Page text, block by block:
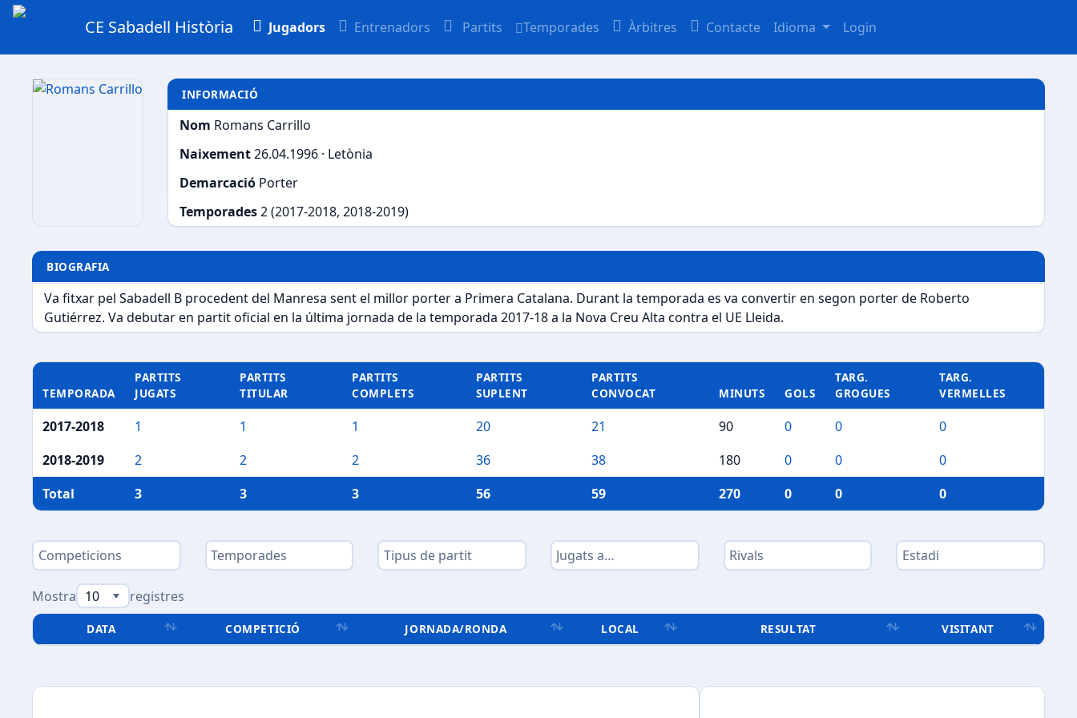
CE Sabadell Història Jugadors Entrenadors Partits Temporades Àrbitres Contacte Idioma Login
INFORMACIÓ
Nom Romans Carrillo
Naixement26.04.1996 · Letònia
Demarcació Porter
Temporades2 (2017-2018, 2018-2019)
BIOGRAFIA
Va fitxar pel Sabadell B procedent del Manresa sent el millor porter a Primera Catalana. Durant la temporada es va convertir en segon porter de Roberto
Gutiérrez. Va debutar en partit oficial en la última jornada de la temporada 2017-18 a la Nova Creu Alta contra el UE Lleida.
TEMPORADA
PARTITS
JUGATS
PARTITS
TITULAR
PARTITS
COMPLETS
PARTITS
SUPLENT
PARTITS
CONVOCAT
MINUTS GOLS
TARG.
GROGUES
TARG.
VERMELLES
2017-2018 1 1 1 20 21 90 0 0
0
2018-2019
2 2 2 36 38 180 0 0
0
Total
3 3 3 56 59 270 0 0 0
Mostra registres
DATA COMPETICIÓ JORNADA/RONDA LOCAL RESULTAT VISITANT